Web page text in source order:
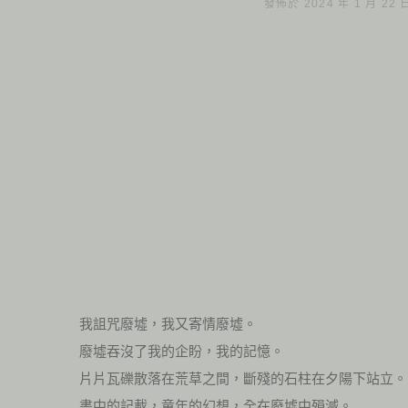
發佈於 2024 年 1 月 22
我詛咒廢墟，我又寄情廢墟。
廢墟吞沒了我的企盼，我的記憶。
片片瓦礫散落在荒草之間，斷殘的石柱在夕陽下站立。